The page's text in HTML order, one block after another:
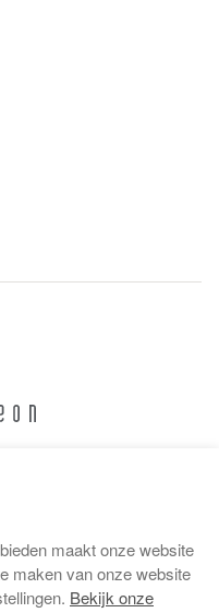
maakt onze website
maken van onze website
Bekijk onze